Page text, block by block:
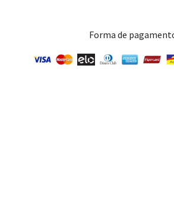
Forma de